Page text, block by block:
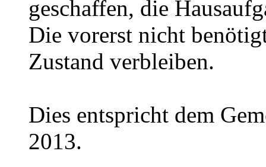
geschaffen, die
Die vorerst nicht
Zustand verbleiben.
Dies entspricht dem
2013.